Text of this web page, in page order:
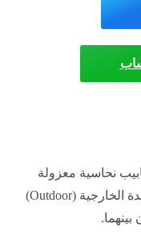
نحاسية معزولة
تربط بين الوحدة الداخلية (Indoor) والوحدة الخارجية (Outdoor)